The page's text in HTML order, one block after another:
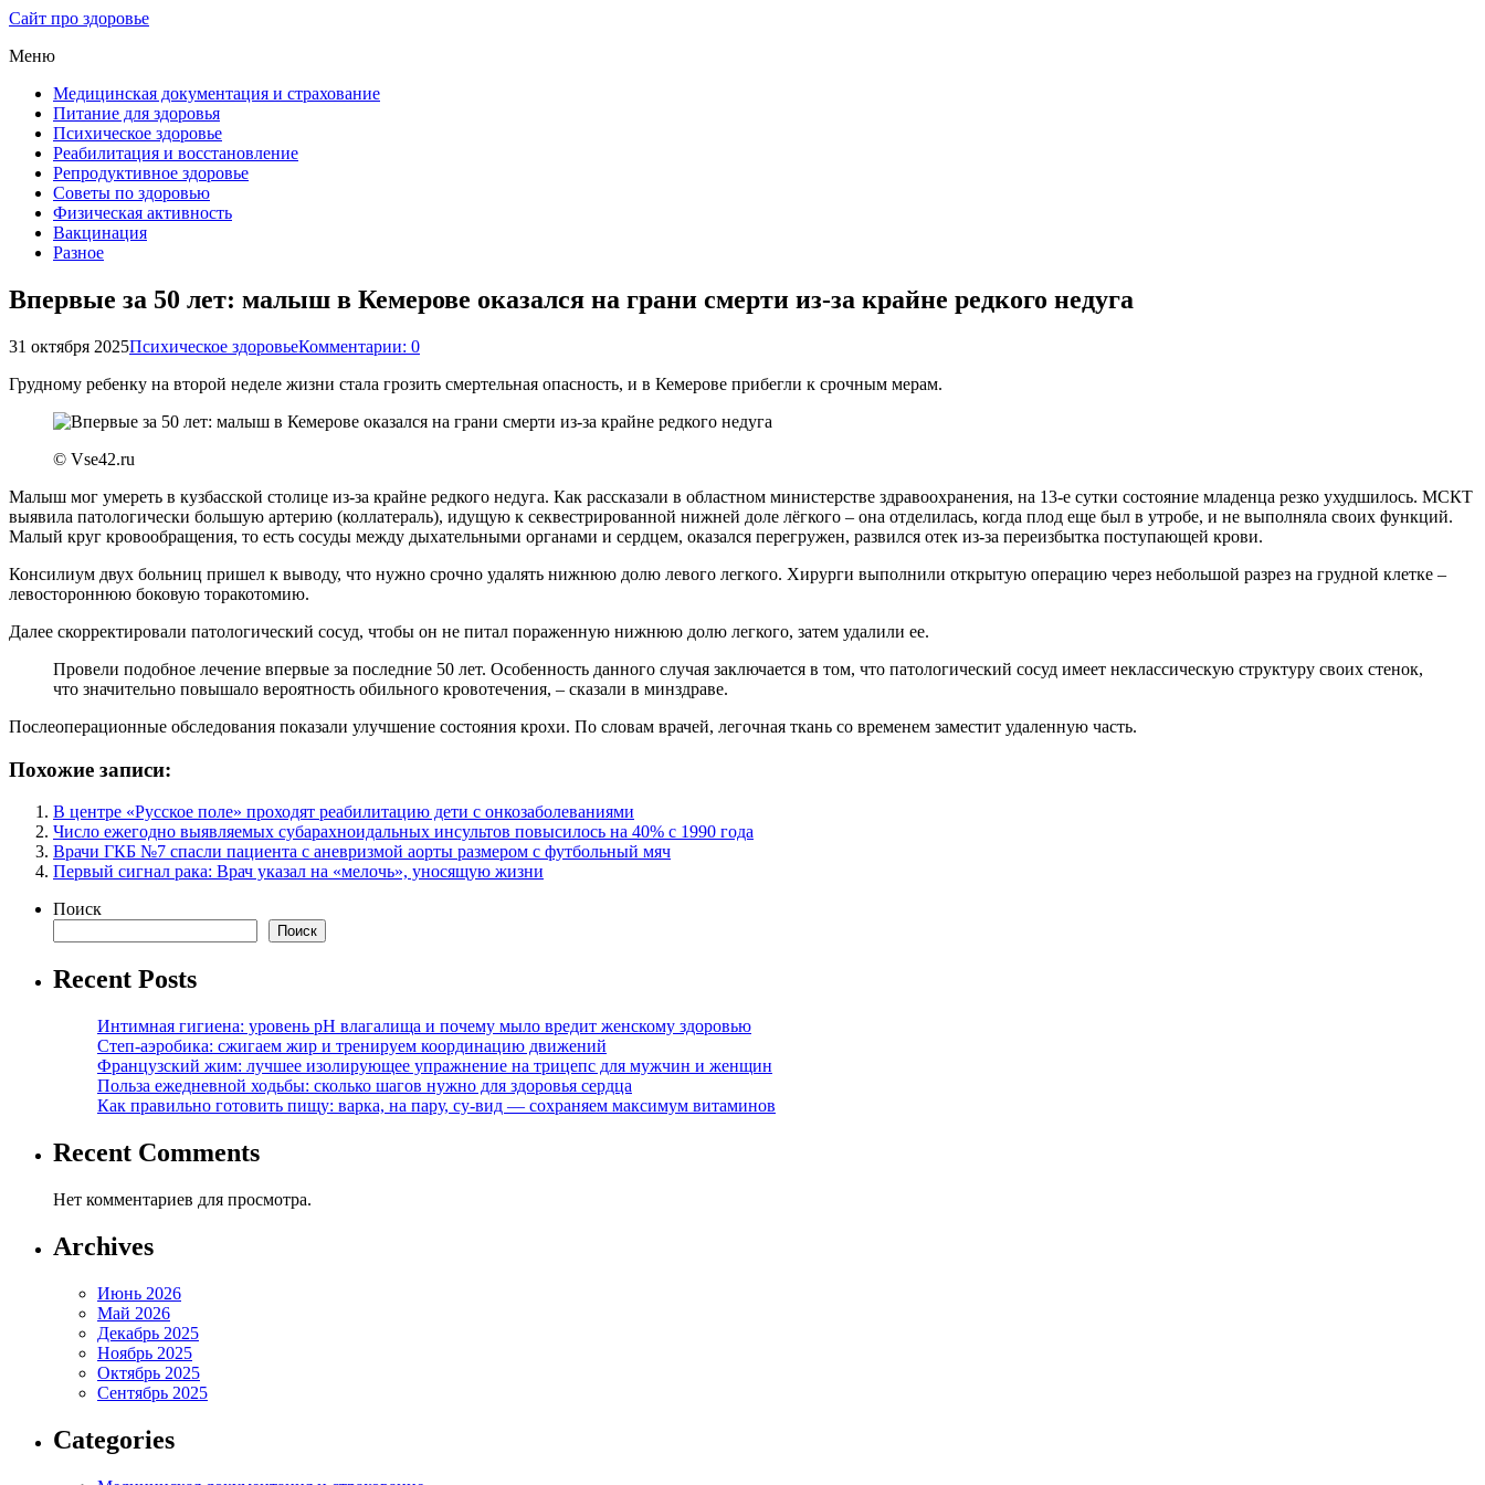
Сайт про здоровье
Меню
Медицинская документация и страхование
Питание для здоровья
Психическое здоровье
Реабилитация и восстановление
Репродуктивное здоровье
Советы по здоровью
Физическая активность
Вакцинация
Разное
Впервые за 50 лет: малыш в Кемерове оказался на грани смерти из-за крайне редкого недуга
31 октября 2025Психическое здоровьеКомментарии: 0
Грудному ребенку на второй неделе жизни стала грозить смертельная опасность, и в Кемерове прибегли к срочным мерам.
© Vse42.ru
Малыш мог умереть в кузбасской столице из-за крайне редкого недуга. Как рассказали в областном министерстве здравоохранения, на 13-е сутки состояние младенца резко ухудшилось. МСКТ
выявила патологически большую артерию (коллатераль), идущую к секвестрированной нижней доле лёгкого – она отделилась, когда плод еще был в утробе, и не выполняла своих функций.
Малый круг кровообращения, то есть сосуды между дыхательными органами и сердцем, оказался перегружен, развился отек из-за переизбытка поступающей крови.
Консилиум двух больниц пришел к выводу, что нужно срочно удалять нижнюю долю левого легкого. Хирурги выполнили открытую операцию через небольшой разрез на грудной клетке –
левостороннюю боковую торакотомию.
Далее скорректировали патологический сосуд, чтобы он не питал пораженную нижнюю долю легкого, затем удалили ее.
Провели подобное лечение впервые за последние 50 лет. Особенность данного случая заключается в том, что патологический сосуд имеет неклассическую структуру своих стенок,
что значительно повышало вероятность обильного кровотечения, – сказали в минздраве.
Послеоперационные обследования показали улучшение состояния крохи. По словам врачей, легочная ткань со временем заместит удаленную часть.
Похожие записи:
В центре «Русское поле» проходят реабилитацию дети с онкозаболеваниями
Число ежегодно выявляемых субарахноидальных инсультов повысилось на 40% с 1990 года
Врачи ГКБ №7 спасли пациента с аневризмой аорты размером с футбольный мяч
Первый сигнал рака: Врач указал на «мелочь», уносящую жизни
Поиск
Поиск
Recent Posts
Интимная гигиена: уровень pH влагалища и почему мыло вредит женскому здоровью
Степ-аэробика: сжигаем жир и тренируем координацию движений
Французский жим: лучшее изолирующее упражнение на трицепс для мужчин и женщин
Польза ежедневной ходьбы: сколько шагов нужно для здоровья сердца
Как правильно готовить пищу: варка, на пару, су-вид — сохраняем максимум витаминов
Recent Comments
Нет комментариев для просмотра.
Archives
Июнь 2026
Май 2026
Декабрь 2025
Ноябрь 2025
Октябрь 2025
Сентябрь 2025
Categories